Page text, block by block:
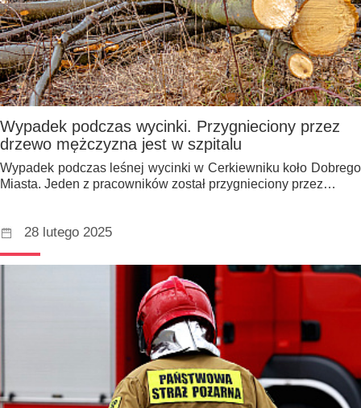
Wypadek podczas wycinki. Przygnieciony przez
drzewo mężczyzna jest w szpitalu
Wypadek podczas leśnej wycinki w Cerkiewniku koło Dobrego
Miasta. Jeden z pracowników został przygnieciony przez…
28 lutego 2025